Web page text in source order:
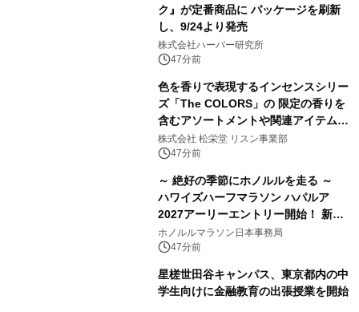
ク』が定番商品に パッケージを刷新
し、9/24より発売
株式会社ハーバー研究所
47分前
色を香りで表現するインセンスシリー
ズ「The COLORS」の 限定の香りを
含むアソートメントや関連アイテムを
8月6日発売
株式会社 松栄堂 リスン事業部
47分前
～ 絶好の季節にホノルルを走る ～
ハワイズハーフマラソン ハパルア
2027アーリーエントリー開始！ 新カ
テゴリー「ハパルアIKI(イキ)」(約
13.4km)が登場
ホノルルマラソン日本事務局
47分前
星槎世田谷キャンパス、東京都内の中
学生向けに金融教育の出張授業を開始